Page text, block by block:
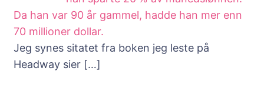
Da han var 90 år gammel, hadde han mer enn
70 millioner dollar.
Jeg synes sitatet fra boken jeg leste på
Headway sier […]